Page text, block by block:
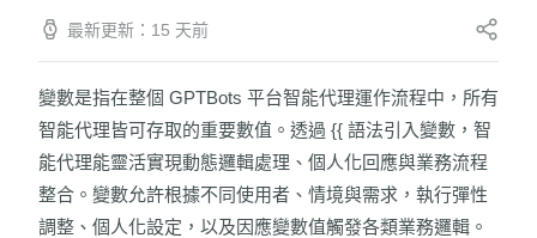
最新更新：15 天前
變數是指在整個 GPTBots 平台智能代理運作流程中，所有
智能代理皆可存取的重要數值。透過 {{ 語法引入變數，智
能代理能靈活實現動態邏輯處理、個人化回應與業務流程
整合。變數允許根據不同使用者、情境與需求，執行彈性
調整、個人化設定，以及因應變數值觸發各類業務邏輯。